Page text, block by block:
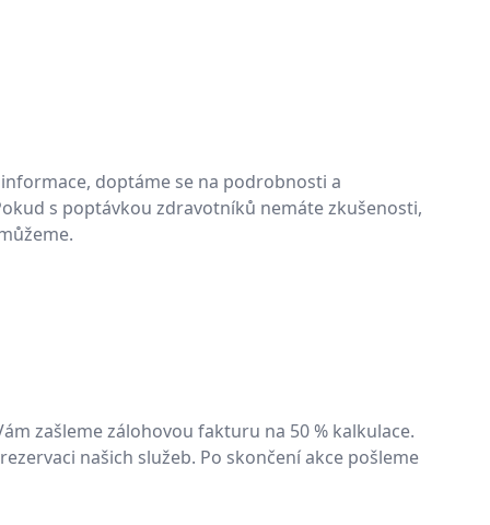
doptáme se na podrobnosti a
s poptávkou zdravotníků nemáte zkušenosti,
zašleme zálohovou fakturu na 50 % kalkulace.
našich služeb. Po skončení akce pošleme